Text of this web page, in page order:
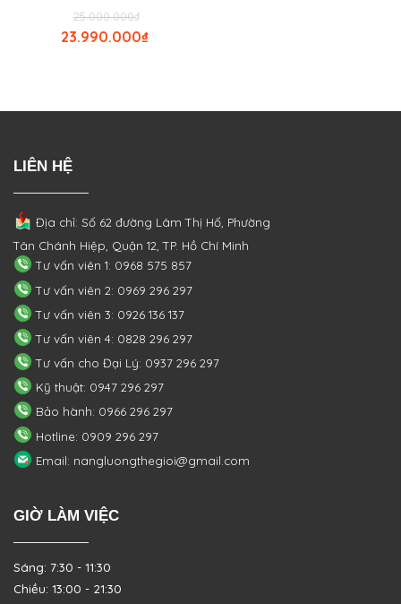
₫
25.000.000
₫
23.990.000
LIÊN HỆ
Địa chỉ: Số 62 đường Lâm Thị Hố, Phường
Tân Chánh Hiệp, Quận 12, TP. Hồ Chí Minh
Tư vấn viên 1: 0968 575 857
Tư vấn viên 2: 0969 296 297
Tư vấn viên 3: 0926 136 137
Tư vấn viên 4: 0828 296 297
Tư vấn cho Đại Lý: 0937 296 297
Kỹ thuật: 0947 296 297
Bảo hành: 0966 296 297
Hotline: 0909 296 297
Email: nangluongthegioi@gmail.com
GIỜ LÀM VIỆC
Sáng: 7:30 - 11:30
Chiều: 13:00 - 21:30